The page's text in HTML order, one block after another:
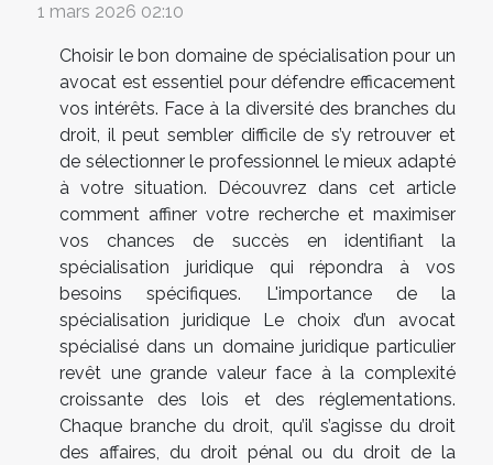
1 mars 2026 02:10
Choisir le bon domaine de spécialisation pour un
avocat est essentiel pour défendre efficacement
vos intérêts. Face à la diversité des branches du
droit, il peut sembler difficile de s’y retrouver et
de sélectionner le professionnel le mieux adapté
à votre situation. Découvrez dans cet article
comment affiner votre recherche et maximiser
vos chances de succès en identifiant la
spécialisation juridique qui répondra à vos
besoins spécifiques. L'importance de la
spécialisation juridique Le choix d’un avocat
spécialisé dans un domaine juridique particulier
revêt une grande valeur face à la complexité
croissante des lois et des réglementations.
Chaque branche du droit, qu’il s’agisse du droit
des affaires, du droit pénal ou du droit de la